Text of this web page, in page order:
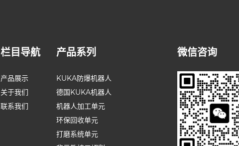
栏目导航
产品展示
关于我们
联系我们
产品系列
KUKA防爆机器人
德国KUKA机器人
机器人加工单元
环保回收单元
打磨系统单元
微信咨询